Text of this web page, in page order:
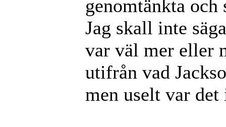
genomtänkta
Jag skall inte
var väl mer eller
utifrån vad
men uselt var